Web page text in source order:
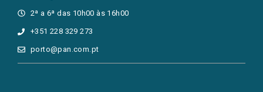
2ª a 6ª das 10h00 às 16h00
+351 228 329 273
porto@pan.com.pt